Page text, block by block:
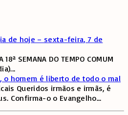
de hoje – sexta-feira, 7 de
18ª SEMANA DO TEMPO COMUM
...
o homem é liberto de todo o mal
Queridos irmãos e irmãs, é
Confirma-o o Evangelho...